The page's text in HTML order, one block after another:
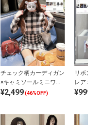
チェック柄カーディガン
×キャミソールミニワン
ピースニットセットアッ
¥2,499(46%OFF)
リボ
レア